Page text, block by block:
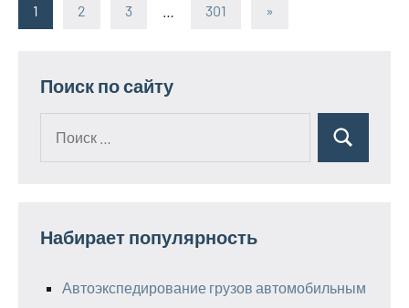
Пагинация
1 2 3 301
Следующие
»
Поиск по сайту
Поиск
Набирает популярность
Автоэкспедирование грузов автомобильным